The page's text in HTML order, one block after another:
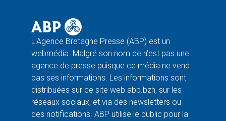
L'Agence Bretagne Presse (ABP) est un
webmédia. Malgré son nom ce n'est pas une
agence de presse puisque ce média ne vend
pas ses informations. Les informations sont
distribuées sur ce site web abp.bzh, sur les
réseaux sociaux, et via des newsletters ou
des notifications. ABP utilise le public pour la